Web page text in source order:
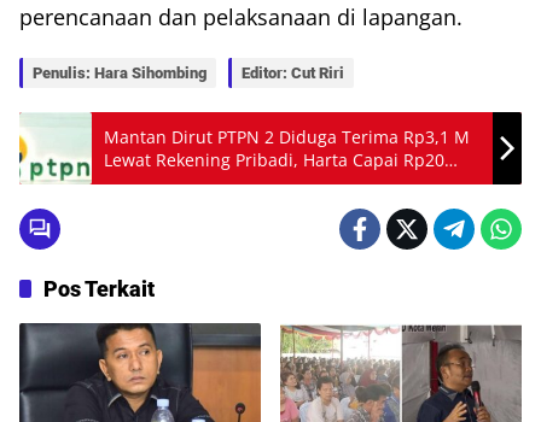
perencanaan dan pelaksanaan di lapangan.
Penulis: Hara Sihombing Editor: Cut Riri
Mantan Dirut PTPN 2 Diduga Terima Rp3,1 M
Lewat Rekening Pribadi, Harta Capai Rp20
Miliar
Pos Terkait